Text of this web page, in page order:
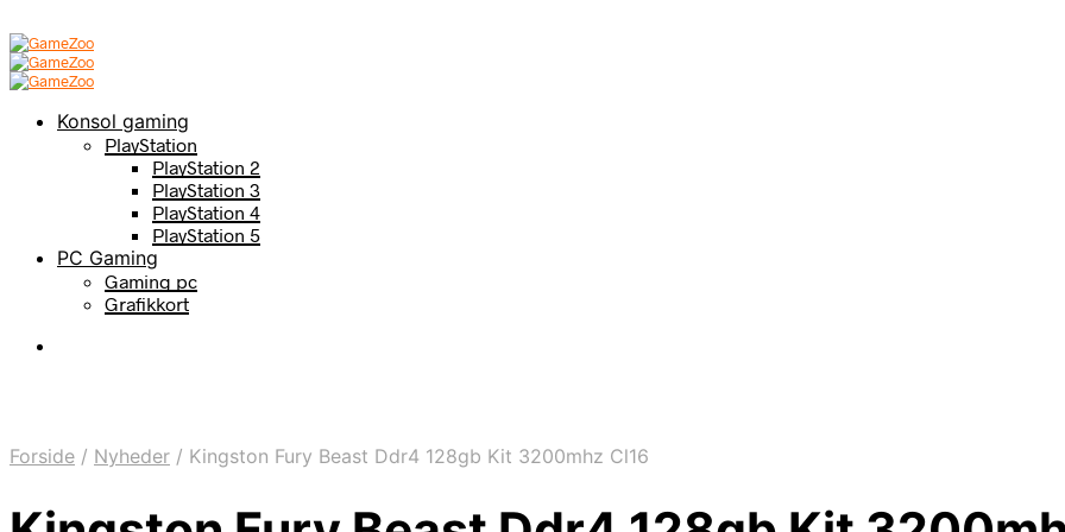
Konsol gaming
PlayStation
PlayStation 2
PlayStation 3
PlayStation 4
PlayStation 5
PC Gaming
Gaming pc
Grafikkort
Forside / Nyheder / Kingston Fury Beast Ddr4 128gb Kit 3200mhz Cl16